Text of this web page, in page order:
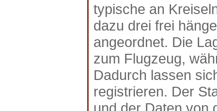
typische an
dazu drei frei
angeordnet. Die
zum Flugzeug,
Dadurch lassen
registrieren. Der